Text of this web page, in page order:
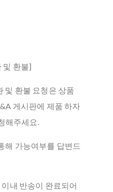
및 환불]
및 환불 요청은 상품
게시판에 제품 하자
해주세요.
해 가능여부를 답변드
내 반송이 완료되어